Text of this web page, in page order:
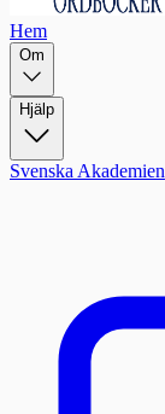
Hem
Om
Hjälp
Svenska Akademien